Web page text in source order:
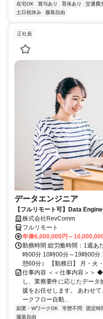
在宅OK
賞与あり 育休あり 交通費
土日祝休み
服装自由
正社員
データエンジニア
【フルリモート可】Data
株式会社RevComm
フルリモート
年俸6,000,000円～
勤務時間 総労働時間：1週あ
時00分 10時00分～19時00分
憩60分） 【勤務日】 月・火・
仕事内容 ＜＜仕事内容＞＞
し、業務要件に応じたデー
援をお任せします。 あわせ
ークフロー自動...
副業・WワークOK 学歴不問 固定時
服装自由